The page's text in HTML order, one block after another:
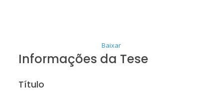
Baixar
Informações da Tese
Título